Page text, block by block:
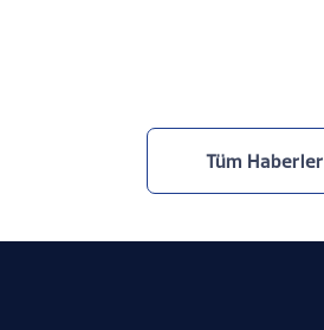
Tüm Haberler